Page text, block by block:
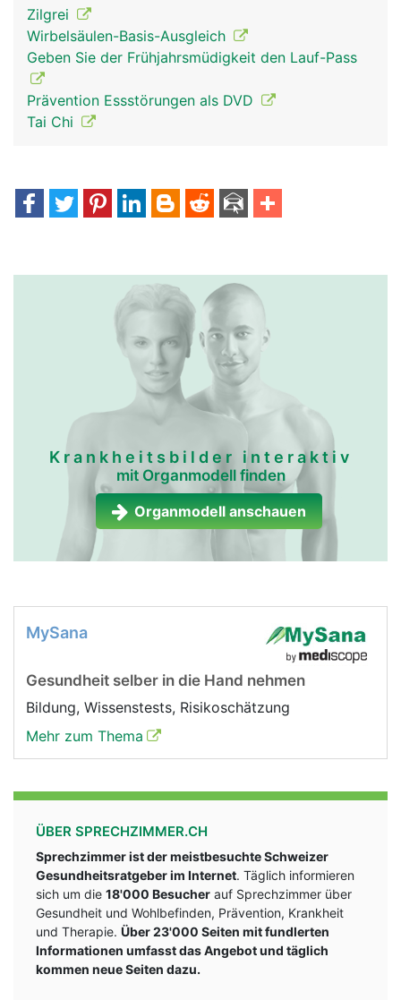
Zilgrei
Wirbelsäulen-Basis-Ausgleich
Geben Sie der Frühjahrsmüdigkeit den Lauf-Pass
Prävention Essstörungen als DVD
Tai Chi
Krankheitsbilder interaktiv
mit Organmodell finden
Organmodell anschauen
MySana
Gesundheit selber in die Hand nehmen
Bildung, Wissenstests, Risikoschätzung
Mehr zum Thema
ÜBER SPRECHZIMMER.CH
Sprechzimmer ist der meistbesuchte Schweizer
Gesundheitsratgeber im Internet. Täglich informieren
sich um die 18'000 Besucher auf Sprechzimmer über
Gesundheit und Wohlbefinden, Prävention, Krankheit
und Therapie. Über 23'000 Seiten mit fundlerten
Informationen umfasst das Angebot und täglich
kommen neue Seiten dazu.